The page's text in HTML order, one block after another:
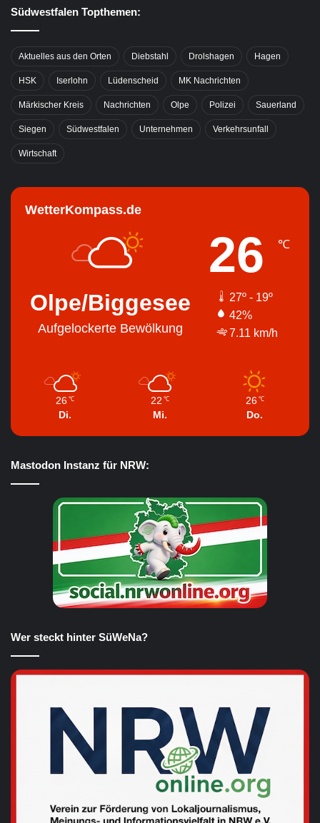
Südwestfalen Topthemen:
Aktuelles aus den Orten Diebstahl Drolshagen Hagen
HSK Iserlohn Lüdenscheid MK Nachrichten
Märkischer Kreis Nachrichten Olpe Polizei Sauerland
Siegen Südwestfalen Unternehmen Verkehrsunfall
Wirtschaft
WetterKompass.de
Olpe/Biggesee
Aufgelockerte Bewölkung
26 ℃
27º - 19º
42%
7.11 km/h
26 ℃
Di.
22 ℃
Mi.
26 ℃
Do.
Mastodon Instanz für NRW:
Wer steckt hinter SüWeNa?